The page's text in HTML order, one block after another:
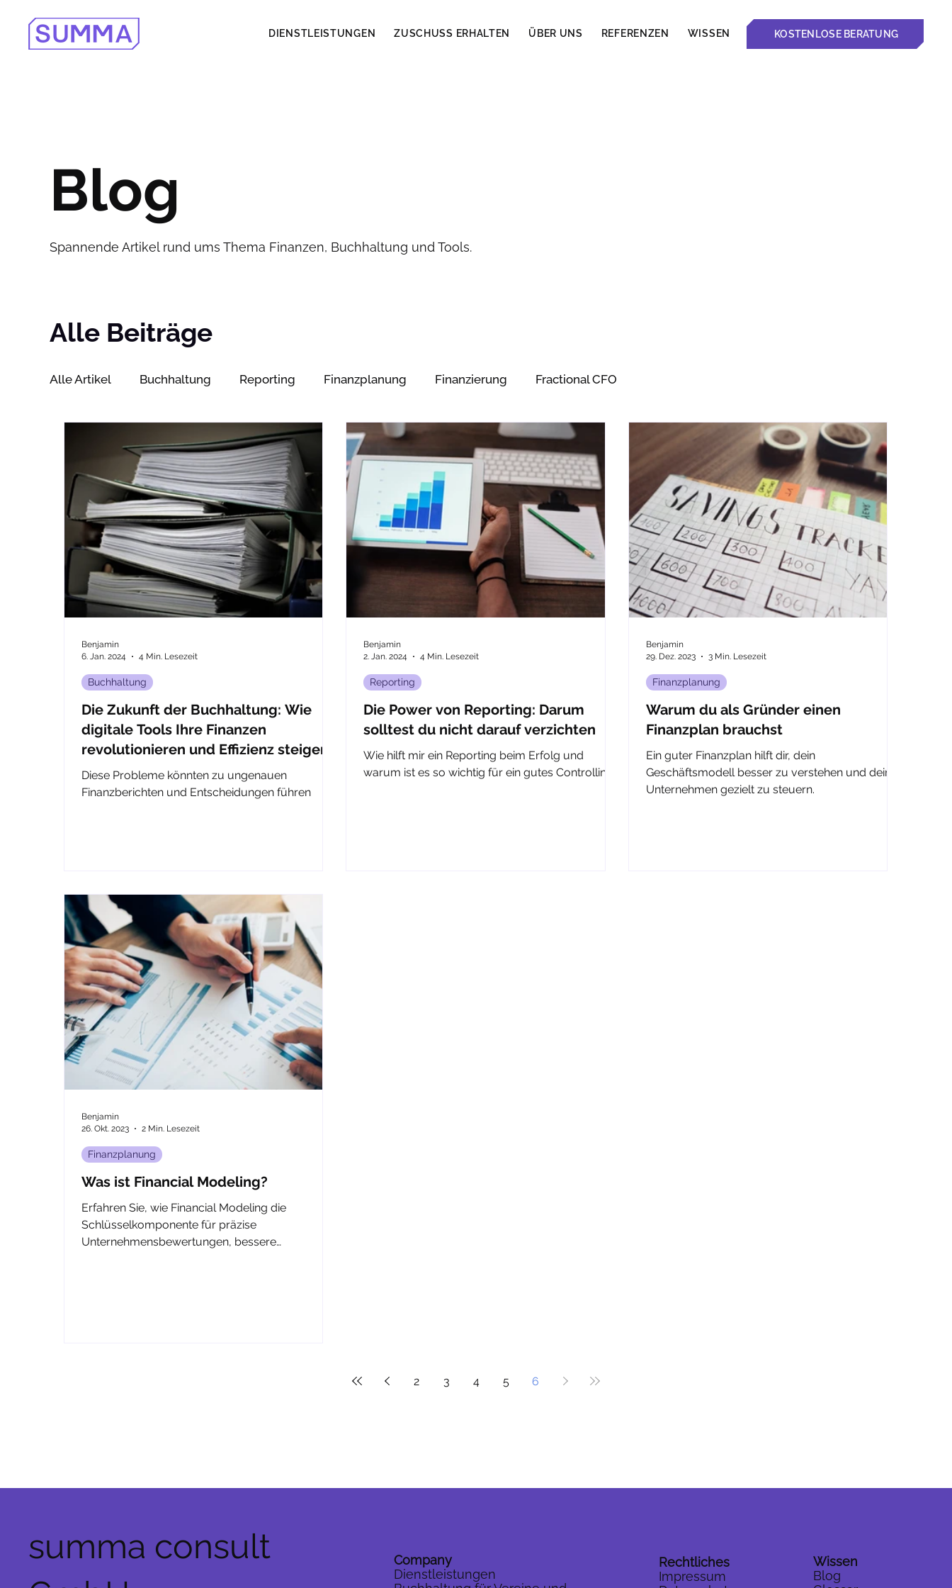
DIENSTLEISTUNGEN ZUSCHUSS ERHALTEN ÜBER UNS REFERENZEN WISSEN KOSTENLOSE BERATUNG
Blog
Spannende Artikel rund ums Thema Finanzen, Buchhaltung und Tools.
Alle Artikel Buchhaltung Reporting Finanzplanung Finanzierung Fractional CFO
Die Zukunft der Buchhaltung: Wie
digitale Tools Ihre Finanzen
revolutionieren und Effizienz steigern
Diese Probleme könnten zu ungenauen
Finanzberichten und Entscheidungen führen
Buchhaltung
Benjamin
6. Jan. 2024
4 Min. Lesezeit
Die Power von Reporting: Darum
solltest du nicht darauf verzichten
Wie hilft mir ein Reporting beim Erfolg und
warum ist es so wichtig für ein gutes Controlling?
Reporting
Benjamin
2. Jan. 2024
4 Min. Lesezeit
Warum du als Gründer einen
Finanzplan brauchst
Ein guter Finanzplan hilft dir, dein
Geschäftsmodell besser zu verstehen und dein
Unternehmen gezielt zu steuern.
Finanzplanung
Benjamin
29. Dez. 2023
3 Min. Lesezeit
Was ist Financial Modeling?
Erfahren Sie, wie Financial Modeling die
Schlüsselkomponente für präzise
Unternehmensbewertungen, bessere
Finanzplanung
Benjamin
26. Okt. 2023
2 Min. Lesezeit
2 3 4 5 6
Alle Beiträge
summa consult
Company
Dienstleistungen
Rechtliches
Impressum
Wissen
Blog